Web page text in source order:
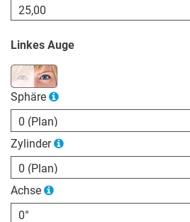
Linkes Auge
Sphäre
Zylinder
Achse